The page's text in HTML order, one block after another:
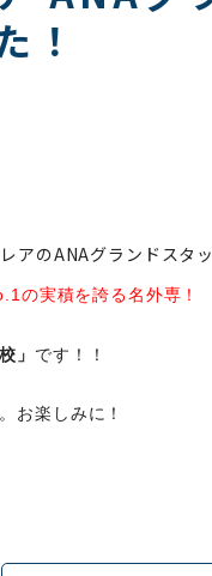
！
アのANAグランドスタ
の実積を誇る名外専！
」 です！！
お楽しみに！